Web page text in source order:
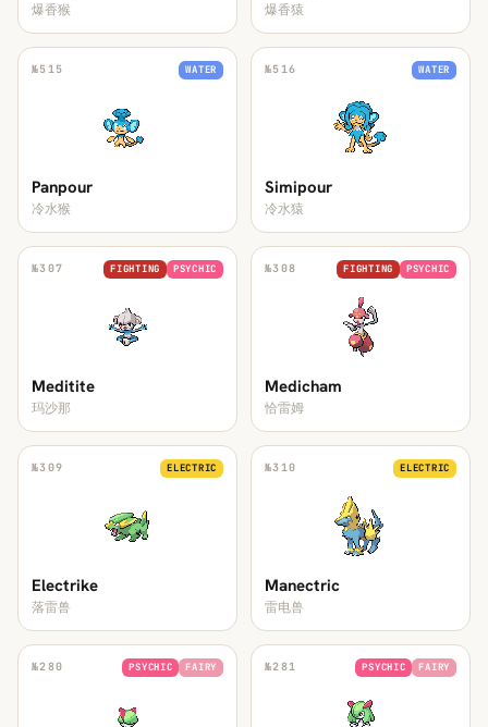
爆香猴 爆香猿
№515 WATER
Panpour
冷水猴
№516 WATER
Simipour
冷水猿
№307 FIGHTING PSYCHIC
Meditite
玛沙那
№308 FIGHTING PSYCHIC
Medicham
恰雷姆
№309 ELECTRIC
Electrike
落雷兽
№310 ELECTRIC
Manectric
雷电兽
№280 PSYCHIC FAIRY №281 PSYCHIC FAIRY